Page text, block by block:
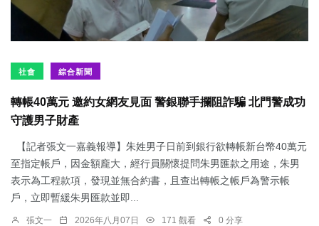
社會 綜合新聞
轉帳40萬元 邀約女網友見面 警銀聯手攔阻詐騙 北門警成功
守護男子財產
【記者張文一嘉義報導】朱姓男子日前到銀行欲轉帳新台幣40萬元
至指定帳戶，因金額龐大，經行員關懷提問朱男匯款之用途，朱男
表示為工程款項，發現並無合約書，且查出轉帳之帳戶為警示帳
戶，立即暫緩朱男匯款並即...
張文一 2026年八月07日 171 觀看 0 分享